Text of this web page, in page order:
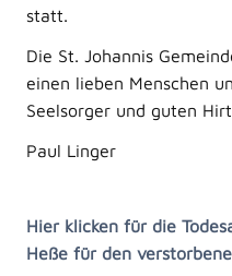
statt.
Die St. Johannis
einen lieben Menschen
Seelsorger und guten
Paul Linger
Hier klicken für die
Heße für den